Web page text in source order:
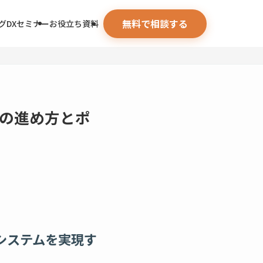
DXセミナーお役立ち資料 無料で相談する
進め方とポ
ステムを実現す